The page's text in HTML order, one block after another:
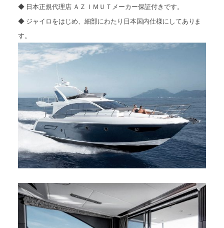
◆ 日本正規代理店 ＡＺＩＭＵＴメーカー保証付きです。
◆ ジャイロをはじめ、細部にわたり日本国内仕様にしてありま
す。